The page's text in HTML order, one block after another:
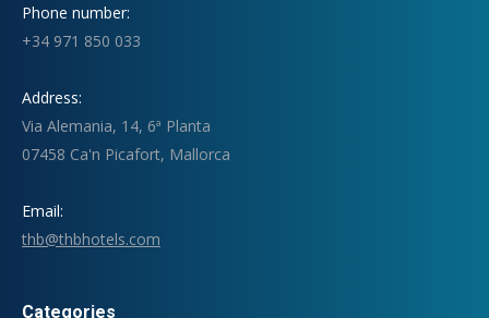
Phone number:
+34 971 850 033
Address:
Via Alemania, 14, 6ª Planta
07458 Ca'n Picafort, Mallorca
Email:
thb@thbhotels.com
Categories